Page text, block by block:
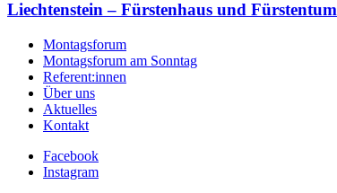
Liechtenstein – Fürstenhaus und Fürstentum
Montagsforum
Montagsforum am Sonntag
Referent:innen
Über uns
Aktuelles
Kontakt
Facebook
Instagram